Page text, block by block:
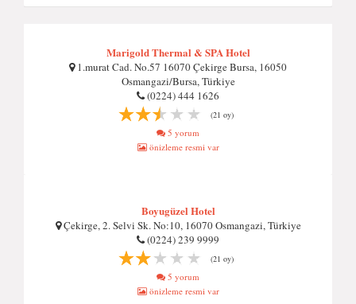
Marigold Thermal & SPA Hotel
1.murat Cad. No.57 16070 Çekirge Bursa, 16050
Osmangazi/Bursa, Türkiye
(0224) 444 1626
(21 oy)
5 yorum
önizleme resmi var
Boyugüzel Hotel
Çekirge, 2. Selvi Sk. No:10, 16070 Osmangazi, Türkiye
(0224) 239 9999
(21 oy)
5 yorum
önizleme resmi var